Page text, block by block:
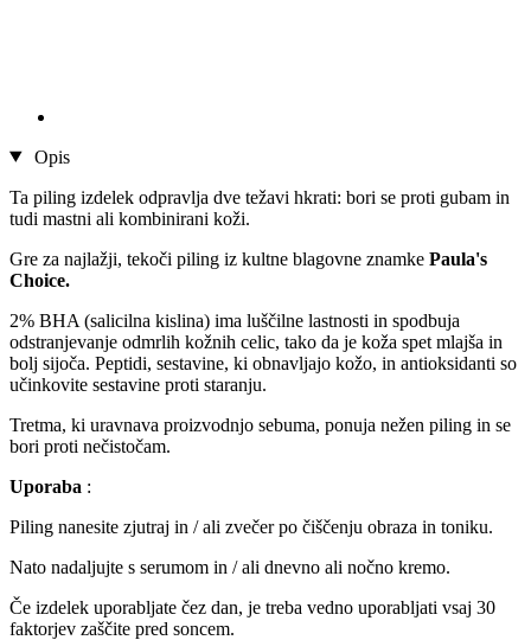
Opis
Ta piling izdelek odpravlja dve težavi hkrati: bori se proti gubam in
tudi mastni ali kombinirani koži.
Gre za najlažji, tekoči piling iz kultne blagovne znamke Paula's
Choice.
2% BHA (salicilna kislina) ima luščilne lastnosti in spodbuja
odstranjevanje odmrlih kožnih celic, tako da je koža spet mlajša in
bolj sijoča. Peptidi, sestavine, ki obnavljajo kožo, in antioksidanti so
učinkovite sestavine proti staranju.
Tretma, ki uravnava proizvodnjo sebuma, ponuja nežen piling in se
bori proti nečistočam.
Uporaba :
Piling nanesite zjutraj in / ali zvečer po čiščenju obraza in toniku.
Nato nadaljujte s serumom in / ali dnevno ali nočno kremo.
Če izdelek uporabljate čez dan, je treba vedno uporabljati vsaj 30
faktorjev zaščite pred soncem.